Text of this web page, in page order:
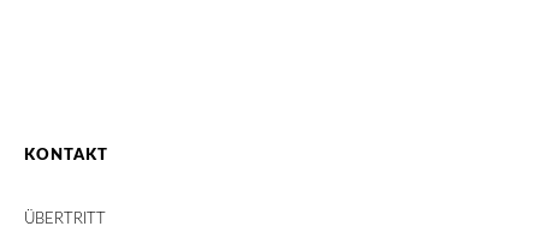
KONTAKT
ÜBERTRITT